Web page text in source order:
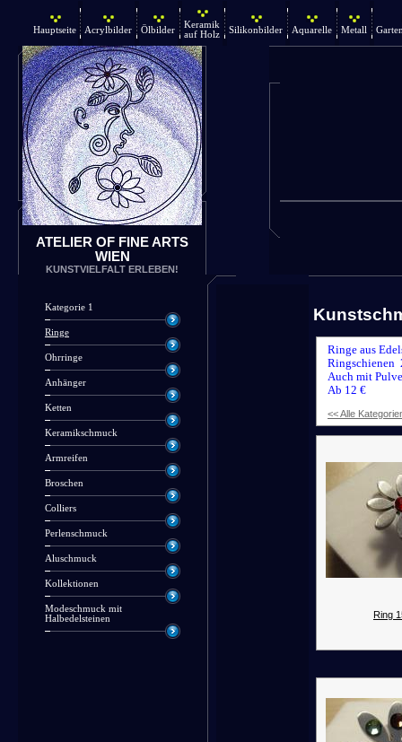
Hauptseite Acrylbilder Ölbilder
Keramik
auf Holz
Silikonbilder Aquarelle Metall
ATELIER OF FINE ARTS
WIEN
KUNSTVIELFALT ERLEBEN!
Kategorie 1
Ringe
Ohrringe
Anhänger
Ketten
Keramikschmuck
Armreifen
Broschen
Colliers
Perlenschmuck
Aluschmuck
Kollektionen
Modeschmuck mit
Halbedelsteinen
Ringe aus
Ringschienen
Auch mit
Ab 12 €
<< Alle
Ring